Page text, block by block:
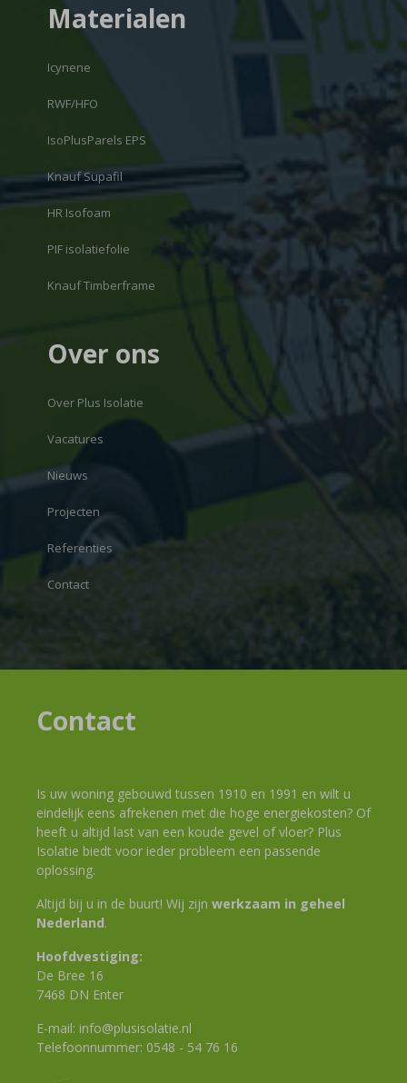
Materialen
Icynene
RWF/HFO
IsoPlusParels EPS
Knauf Supafil
HR Isofoam
PIF isolatiefolie
Knauf Timberframe
Over ons
Over Plus Isolatie
Vacatures
Nieuws
Projecten
Referenties
Contact
Contact
Is uw woning gebouwd tussen 1910 en 1991 en wilt u
eindelijk eens afrekenen met die hoge energiekosten? Of
heeft u altijd last van een koude gevel of vloer? Plus
Isolatie biedt voor ieder probleem een passende
oplossing.
Altijd bij u in de buurt! Wij zijn werkzaam in geheel
Nederland.
Hoofdvestiging:
De Bree 16
7468 DN Enter
E-mail: info@plusisolatie.nl
Telefoonnummer: 0548 - 54 76 16